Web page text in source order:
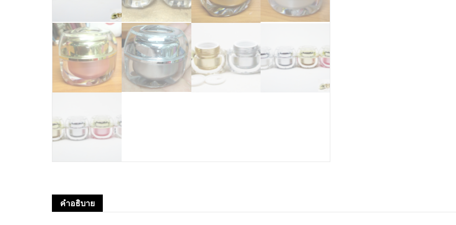
คำอธิบาย